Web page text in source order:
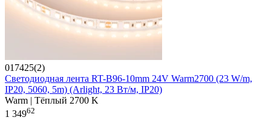
017425(2)
Светодиодная лента RT-B96-10mm 24V Warm2700 (23 W/m,
IP20, 5060, 5m) (Arlight, 23 Вт/м, IP20)
Warm | Тёплый 2700 K
1 34962